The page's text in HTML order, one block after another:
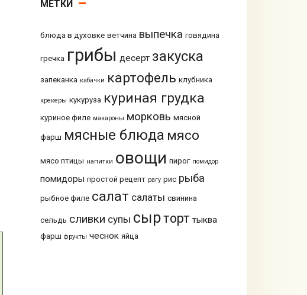
МЕТКИ
блюда в духовке ветчина выпечка говядина
гречка грибы десерт закуска
запеканка кабачки картофель клубника
крекеры кукуруза куриная грудка
куриное филе макароны морковь мясной
фарш мясные блюда мясо
мясо птицы напитки овощи пирог помидор
помидоры простой рецепт рагу рис рыба
рыбное филе салат салаты свинина
сельдь сливки супы сырторт тыква
фарш фрукты чеснок яйца